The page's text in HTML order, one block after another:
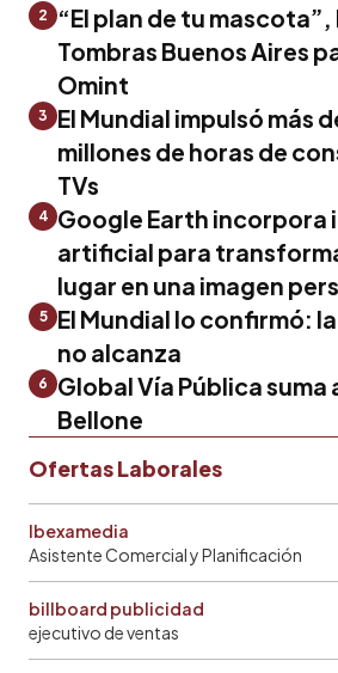
2
“El plan de tu
Tombras Buenos Aires
Omint
3
El Mundial impulsó más
millones de horas de
TVs
4 Google Earth incorpora
artificial para
lugar en una imagen
5
El Mundial lo confirmó:
no alcanza
6
Global Vía Pública suma
Bellone
Ofertas Laborales
Ibexamedia
Asistente Comercial y Planificación
billboard publicidad
ejecutivo de ventas